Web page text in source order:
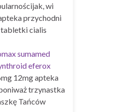
wi
przychodni
cialis
sumamed
eferox
12mg apteka
trzynastka
Tańców